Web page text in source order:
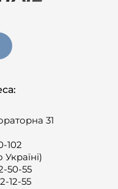
31
102
50-55
12-55